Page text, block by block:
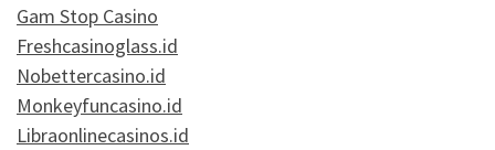
Gam Stop Casino
Freshcasinoglass.id
Nobettercasino.id
Monkeyfuncasino.id
Libraonlinecasinos.id